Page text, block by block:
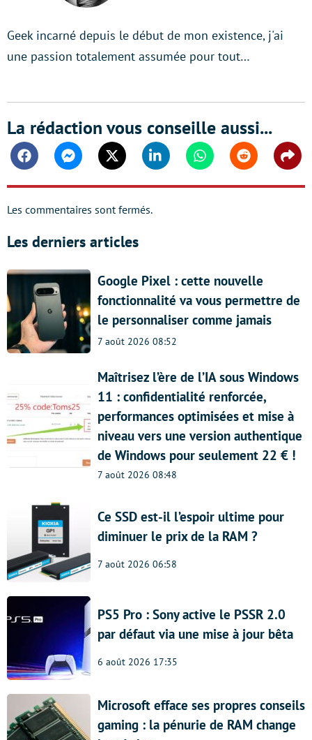
Geek incarné depuis le début de mon existence, j'ai
une passion totalement assumée pour tout…
La rédaction vous conseille aussi...
FacebookMessengerTwitter Linkedin WhatsappReddit
Les commentaires sont fermés.
Les derniers articles
Google Pixel : cette nouvelle
fonctionnalité va vous permettre de
le personnaliser comme jamais
7 août 2026 08:52
Maîtrisez l’ère de l’IA sous Windows
11 : confidentialité renforcée,
performances optimisées et mise à
niveau vers une version authentique
de Windows pour seulement 22 € !
7 août 2026 08:48
Ce SSD est-il l’espoir ultime pour
diminuer le prix de la RAM ?
7 août 2026 06:58
PS5 Pro : Sony active le PSSR 2.0
par défaut via une mise à jour bêta
6 août 2026 17:35
Microsoft efface ses propres conseils
gaming : la pénurie de RAM change